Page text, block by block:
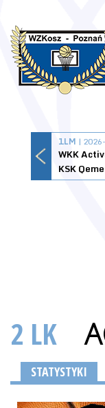
1LM |
WKK
2 LK
STATYSTYKI